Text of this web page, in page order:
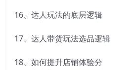
16、达人玩法的底层逻辑
17、达人带货玩法选品逻辑
18、如何提升店铺体验分